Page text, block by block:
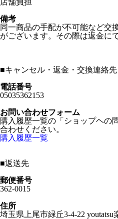
店舗負担
備考
同一商品の手配が不可能など交
がございます。その際は返金に
■キャンセル・返金・交換連絡先
電話番号
05035362153
お問い合わせフォーム
購入履歴一覧の「ショップヘの
合わせください。
購入履歴一覧
■返送先
郵便番号
362-0015
住所
埼玉県上尾市緑丘3-4-22 youtatsu